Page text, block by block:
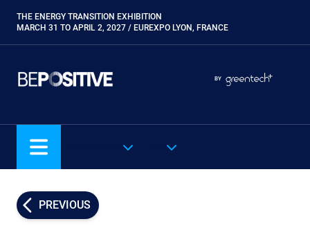
main
Paragraphes
THE ENERGY TRANSITION EXHIBITION
MARCH 31 TO APRIL 2, 2027 / EUREXPO LYON, FRANCE
Paragraphes Paragraphes
BY
Piscine Global
PREVIOUS